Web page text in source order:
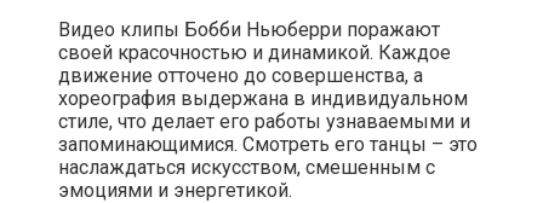
Видео клипы Бобби Ньюберри поражают
своей красочностью и динамикой. Каждое
движение отточено до совершенства, а
хореография выдержана в индивидуальном
стиле, что делает его работы узнаваемыми и
запоминающимися. Смотреть его танцы – это
наслаждаться искусством, смешенным с
эмоциями и энергетикой.